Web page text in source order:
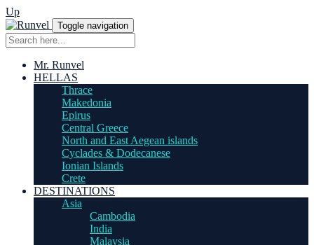
Up
Toggle navigation
Mr. Runvel
HELLAS
Thrace
Makedonia
Epirus
Central Greece
North and East Aegean islands
Cyclades & Dodecanese
Ionian Islands
Crete
DESTINATIONS
Asia
Cambodia
India
Malaysia